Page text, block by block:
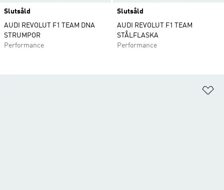
Slutsåld
AUDI REVOLUT F1 TEAM DNA
STRUMPOR
Performance
Slutsåld
AUDI REVOLUT F1 TEAM
STÅLFLASKA
Performance